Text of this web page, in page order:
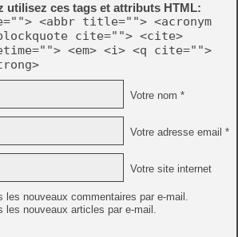
utilisez ces tags et attributs HTML:
<abbr title=""> <acronym
cite=""> <cite>
<em> <i> <q cite="">
Votre nom *
Votre adresse email *
Votre site internet
les nouveaux commentaires par e-mail.
les nouveaux articles par e-mail.